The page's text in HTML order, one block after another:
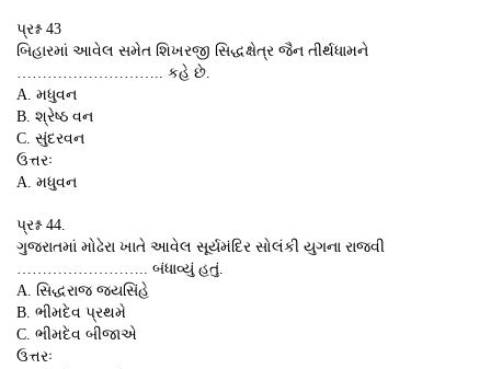
પ્રશ્ન 43
બિહારમાં આવેલ સમેત શિખરજી સિદ્ધક્ષેત્ર જૈન તીર્થધામને
……………………….. કહે છે.
A. મધુવન
B. શ્રેષ્ઠ વન
C. સુંદરવન
ઉત્તરઃ
A. મધુવન
પ્રશ્ન 44.
ગુજરાતમાં મોઢેરા ખાતે આવેલ સૂર્યમંદિર સોલંકી યુગના રાજવી
…………………….. બંધાવ્યું હતું.
A. સિદ્ધરાજ જયસિંહે
B. ભીમદેવ પ્રથમે
C. ભીમદેવ બીજાએ
ઉત્તરઃ